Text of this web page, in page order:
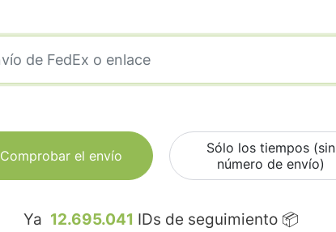
Comprobar el envío
Sólo los tiempos (sin
número de envío)
Ya 12.695.041 IDs de seguimiento 📦